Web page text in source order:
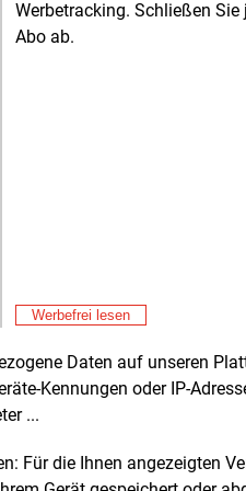
Werbetracking. Schließen
Abo ab.
Werbefrei lesen
Daten auf unseren
Kennungen oder IP-
...
Für die Ihnen angezeigten
an
sieht
sei.
E&M
E&M